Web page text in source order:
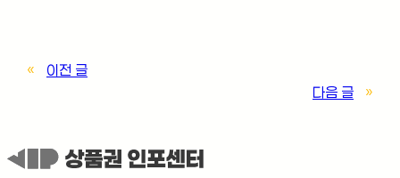
«
이전 글
다음 글
»